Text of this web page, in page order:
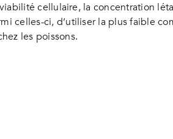
cellulaire, la concentration
celles-ci, d’utiliser la plus faible
les poissons.